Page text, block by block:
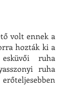
volt ennek a
hozták ki a
ruha
ruha